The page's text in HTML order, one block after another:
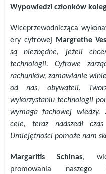
Wypowiedzi członków
Wiceprzewodnicząca
ery cyfrowej
Margrethe
są niezbędne, jeżeli
technologii. Cyfrowe
rachunków, zamawianie
od nas, obywateli.
wykorzystaniu technologii
wymaga fachowej wiedzy.
cele, teraz nadszedł
Umiejętności pomoże nam
Margaritis Schinas,
promowania naszego